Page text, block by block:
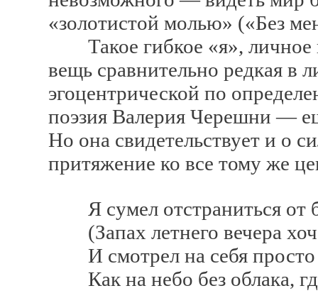
«золотистой молью» («Без
Такое гибкое «я», личное
вещь сравнительно редкая в
эгоцентрической по
поэзия Валерия Черешни —
Но она свидетельствует и о
притяжение ко все тому же
Я сумел отстраниться от
(Запах летнего вечера
И смотрел на себя просто
Как на небо без облака,